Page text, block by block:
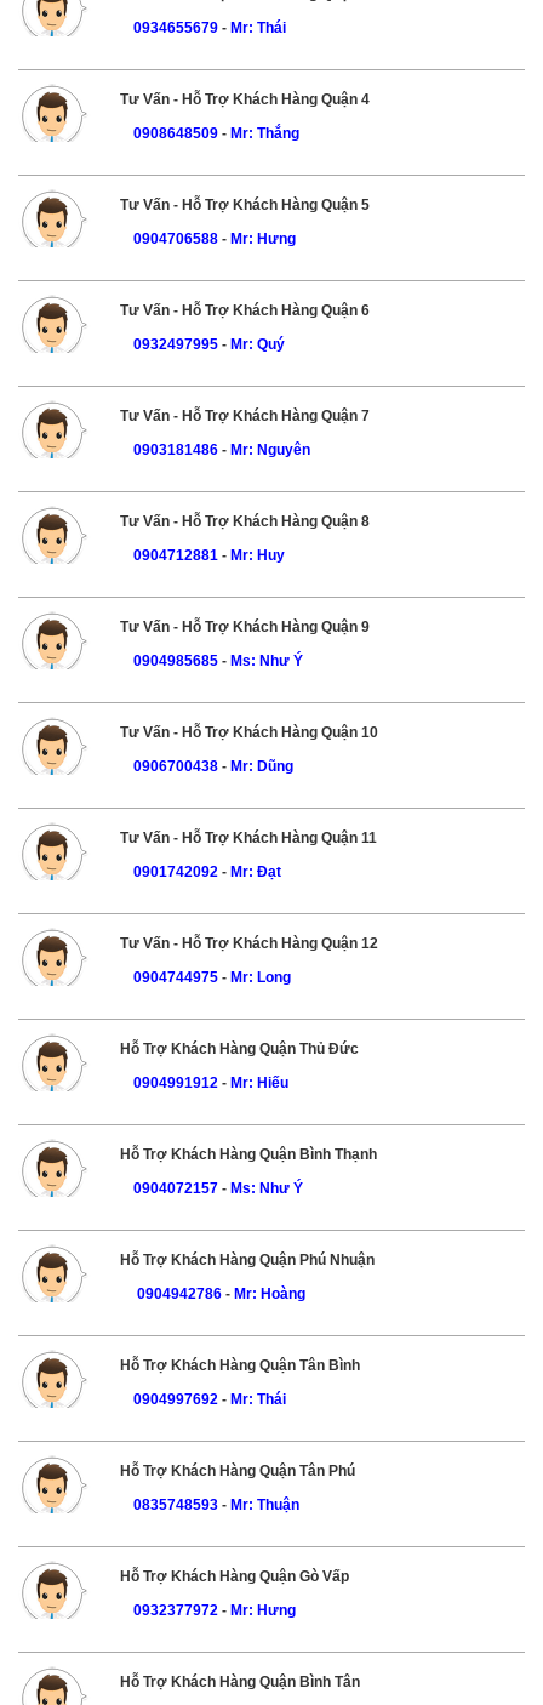
0934655679- Mr: Thái
Tư Vấn - Hỗ Trợ Khách Hàng Quận 4
0908648509- Mr: Thắng
Tư Vấn - Hỗ Trợ Khách Hàng Quận 5
0904706588- Mr: Hưng
Tư Vấn - Hỗ Trợ Khách Hàng Quận 6
0932497995- Mr: Quý
Tư Vấn - Hỗ Trợ Khách Hàng Quận 7
0903181486- Mr: Nguyên
Tư Vấn - Hỗ Trợ Khách Hàng Quận 8
0904712881- Mr: Huy
Tư Vấn - Hỗ Trợ Khách Hàng Quận 9
0904985685- Ms: Như Ý
Tư Vấn - Hỗ Trợ Khách Hàng Quận 10
0906700438- Mr: Dũng
Tư Vấn - Hỗ Trợ Khách Hàng Quận 11
0901742092- Mr: Đạt
Tư Vấn - Hỗ Trợ Khách Hàng Quận 12
0904744975- Mr: Long
Hỗ Trợ Khách Hàng Quận Thủ Đức
0904991912- Mr: Hiếu
Hỗ Trợ Khách Hàng Quận Bình Thạnh
0904072157- Ms: Như Ý
Hỗ Trợ Khách Hàng Quận Phú Nhuận
0904942786- Mr: Hoàng
Hỗ Trợ Khách Hàng Quận Tân Bình
0904997692- Mr: Thái
Hỗ Trợ Khách Hàng Quận Tân Phú
0835748593- Mr: Thuận
Hỗ Trợ Khách Hàng Quận Gò Vấp
0932377972- Mr: Hưng
Hỗ Trợ Khách Hàng Quận Bình Tân